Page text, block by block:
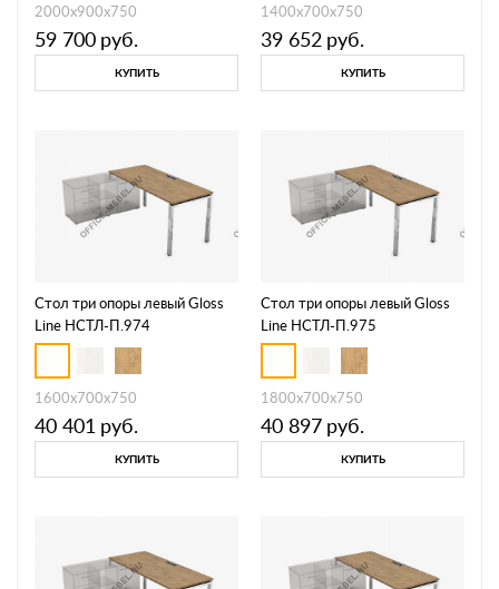
2000х900х750
59 700 руб.
КУПИТЬ
1400х700х750
39 652 руб.
КУПИТЬ
Стол три опоры левый Gloss
Line НСТЛ-П.974
1600х700х750
40 401 руб.
КУПИТЬ
Стол три опоры левый Gloss
Line НСТЛ-П.975
1800х700х750
40 897 руб.
КУПИТЬ